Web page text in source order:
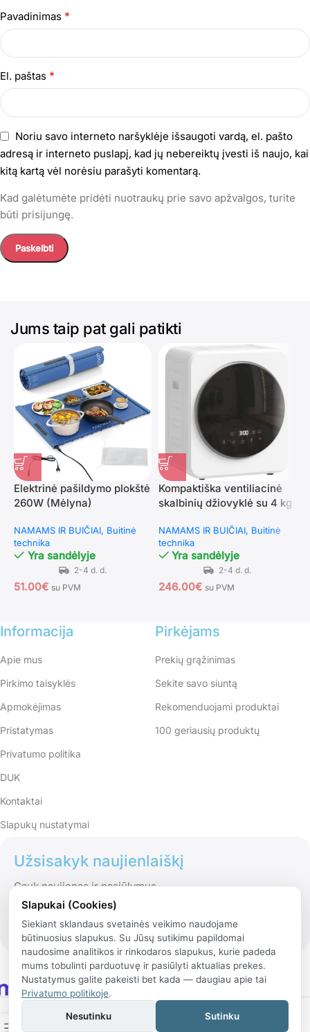
Pavadinimas *
El. paštas *
Noriu savo interneto naršyklėje išsaugoti vardą, el. pašto
adresą ir interneto puslapį, kad jų nebereiktų įvesti iš naujo, kai
kitą kartą vėl norėsiu parašyti komentarą.
Kad galėtumėte pridėti nuotraukų prie savo apžvalgos, turite
būti prisijungę.
Jums taip pat gali patikti
Elektrinė pašildymo plokštė
260W (Mėlyna)
NAMAMS IR BUIČIAI Buitinė
technika
Yra sandėlyje
51.00€ su PVM
Kompaktiška ventiliacinė
skalbinių džiovyklė su 4 kg
funkcija
NAMAMS IR BUIČIAI Buitinė
technika
Yra sandėlyje
246.00€ su PVM
Informacija
Apie mus
Pirkimo taisyklės
Apmokėjimas
Pristatymas
Privatumo politika
DUK
Kontaktai
Slapukų nustatymai
Pirkėjams
Prekių grąžinimas
Sekite savo siuntą
Rekomenduojami produktai
100 geriausių produktų
Užsisakyk naujienlaiškį
Gauk naujienas ir pasiūlymus
© 2026 Rinko.lt
Slapukai (Cookies)
Siekiant sklandaus svetainės veikimo naudojame
būtinuosius slapukus. Su Jūsų sutikimu papildomai
naudosime analitikos ir rinkodaros slapukus, kurie padeda
mums tobulinti parduotuvę ir pasiūlyti aktualias prekes.
Nustatymus galite pakeisti bet kada — daugiau apie tai
Privatumo politikoje.
Nesutinku Sutinku